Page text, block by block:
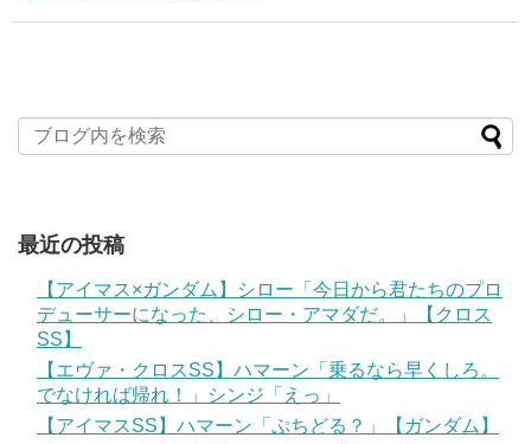
最近の投稿
【アイマス×ガンダム】シロー「今日から君たちのプロ
デューサーになった、シロー・アマダだ。」【クロス
SS】
【エヴァ・クロスSS】ハマーン「乗るなら早くしろ。
でなければ帰れ！」シンジ「えっ」
【アイマスSS】ハマーン「ぷちどる？」【ガンダム】